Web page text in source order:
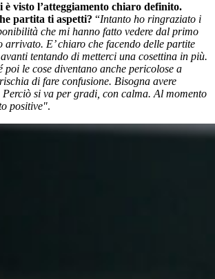
visto l’atteggiamento chiaro definito.
partita ti aspetti? “Intanto ho ringraziato i
che mi hanno fatto vedere dal primo
arrivato. E’ chiaro che facendo delle partite
tentando di metterci una cosettina in più.
poi le cose diventano anche pericolose a
di fare confusione. Bisogna avere
si va per gradi, con calma. Al momento
positive".